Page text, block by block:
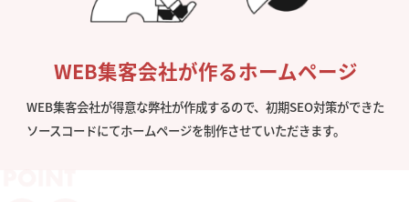
WEB集客会社が作るホームページ
WEB集客会社が得意な弊社が作成するので、初期SEO対策ができた
ソースコードにてホームページを制作させていただきます。